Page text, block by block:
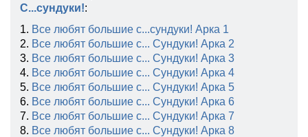
С...сундуки!:
1. Все любят большие с...сундуки! Арка 1
2. Все любят большие с... Сундуки! Арка 2
3. Все любят большие с... Сундуки! Арка 3
4. Все любят большие с... Сундуки! Арка 4
5. Все любят большие с... Сундуки! Арка 5
6. Все любят большие с... Сундуки! Арка 6
7. Все любят большие с... Сундуки! Арка 7
8. Все любят большие с... Сундуки! Арка 8